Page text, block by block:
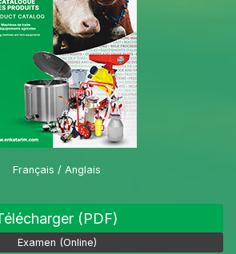
Français / Anglais
(PDF)
Examen (Online)